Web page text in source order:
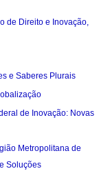
de Direito e Inovação,
e Saberes Plurais
de Inovação: Novas
Metropolitana de
Soluções